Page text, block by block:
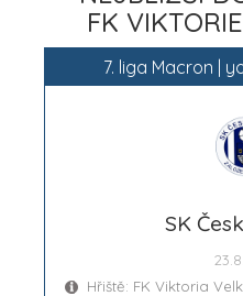
FK
7. liga Macron |
SK
Hřiště: FK Viktoria